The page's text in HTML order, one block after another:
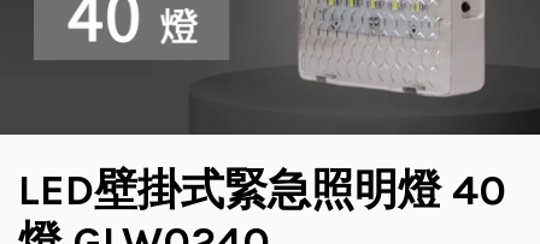
LED壁掛式緊急照明燈 40